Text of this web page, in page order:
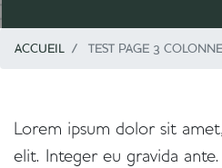
ACCUEIL TEST PAGE 3
Texte
Colonne
Lorem ipsum dolor sit
elit. Integer eu gravida